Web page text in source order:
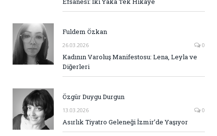
Fuldem Özkan
26.03.2026 0
Kadının Varoluş Manifestosu: Lena, Leyla ve
Diğerleri
Özgür Duygu Durgun
13.03.2026 0
Asırlık Tiyatro Geleneği İzmir’de Yaşıyor